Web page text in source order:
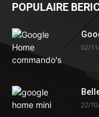
POPULAIRE
02/
22/